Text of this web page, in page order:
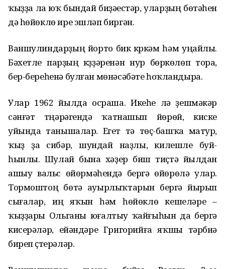
ҡыҙҙа ла юҡ бындай биҙәүестәр, уларҙың бөтәһен
дә һөйөклө ире эшләп биргән.
Ваншулиндарҙың йорто бик күркәм һәм уңайлы.
Бәхетле парҙың күҙҙәренән нур бөркөлөп тора,
бер-береһенә булған мөнәсәбәте һоҡландыра.
Улар 1962 йылда осраша. Икеһе лә үҙешмәкәр
сәнғәт түңәрәгендә ҡатнашып йөрөй, киске
уйында танышалар. Егет тә төҫ-башҡа матур,
ҡыҙ ҙа сибәр, шундай наҙлы, килешле буй-
һынлы. Шулай бына хәҙер биш тиҫтә йылдан
ашыу вальс өйөрмәһендә бергә өйөрөлә улар.
Тормоштоң бөтә ауырлыҡтарын бергә йырып
сығалар, иң яҡын һәм һөйөклө кешеләре –
ҡыҙҙары Ольганы юғалтыу ҡайғыһын да бергә
кисерәләр, ейәндәре Григорийға яҡшы тәрбиә
биреп үҫтерәләр.